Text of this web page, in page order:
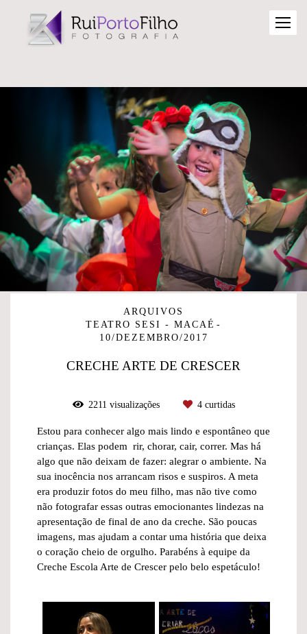
ARQUIVOS
TEATRO SESI - MACAÉ
10/DEZEMBRO/2017
CRECHE ARTE DE CRESCER
2211 visualizações 4curtidas
Estou para conhecer algo mais lindo e espontâneo que
crianças. Elas podem rir, chorar, cair, correr. Mas há
algo que não deixam de fazer: alegrar o ambiente. Na
sua inocência nos arrancam risos e suspiros. A meta
era produzir fotos do meu filho, mas não tive como
não fotografar essas outras emocionantes lindezas na
apresentação de final de ano da creche. São poucas
imagens, mas ajudam a contar uma história que deixa
o coração cheio de orgulho. Parabéns à equipe da
Creche Escola Arte de Crescer pelo belo espetáculo!